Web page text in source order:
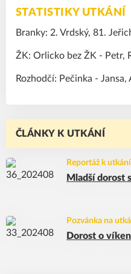
STATISTIKY UTKÁNÍ
Branky: 2. Vrdský, 81.
ŽK: Orlicko bez ŽK - Petr,
Rozhodčí: Pečinka - Jansa,
ČLÁNKY K UTKÁNÍ
Reportáž k utkání
Mladší dorost
Pozvánka na
Dorost o